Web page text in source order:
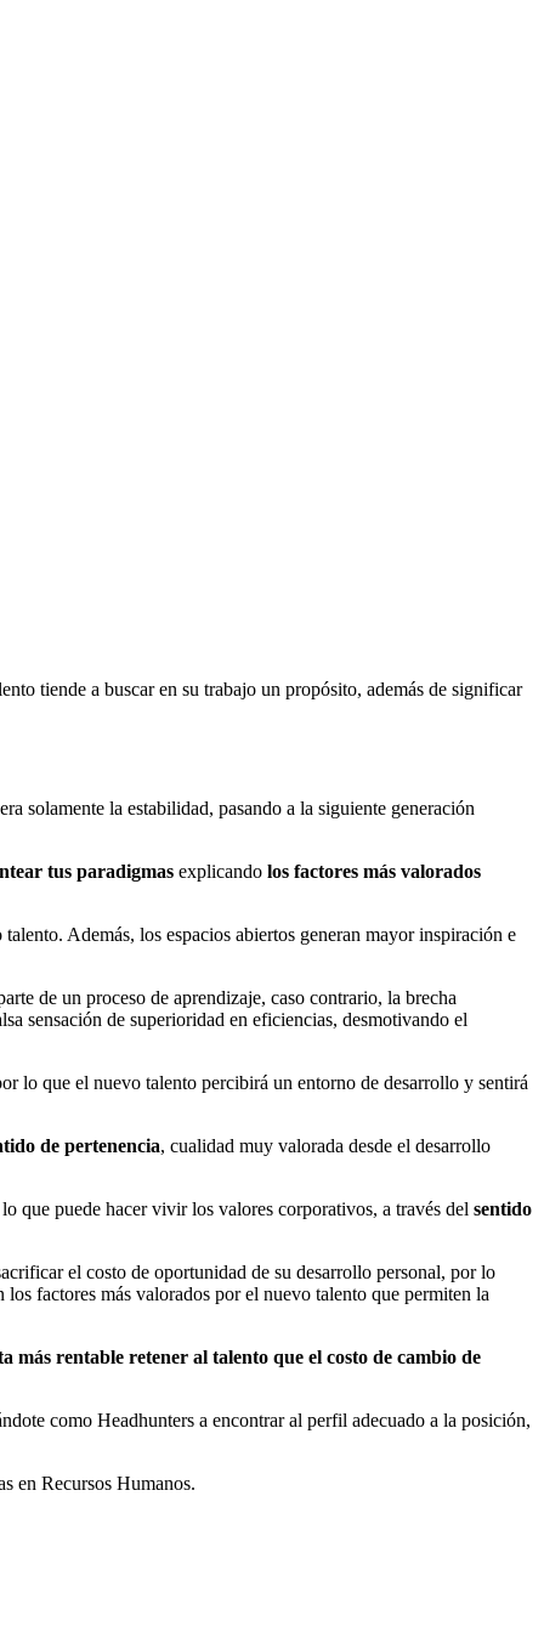
tiende a buscar en su trabajo un propósito, además de significar
solamente la estabilidad, pasando a la siguiente generación
tus paradigmas explicando los factores más valorados
Además, los espacios abiertos generan mayor inspiración e
de un proceso de aprendizaje, caso contrario, la brecha
sensación de superioridad en eficiencias, desmotivando el
lo que el nuevo talento percibirá un entorno de desarrollo y sentirá
de pertenencia, cualidad muy valorada desde el desarrollo
lo que puede hacer vivir los valores corporativos, a través del sentido
el costo de oportunidad de su desarrollo personal, por lo
los factores más valorados por el nuevo talento que permiten la
más rentable retener al talento que el costo de cambio de
como Headhunters a encontrar al perfil adecuado a la posición,
en Recursos Humanos.